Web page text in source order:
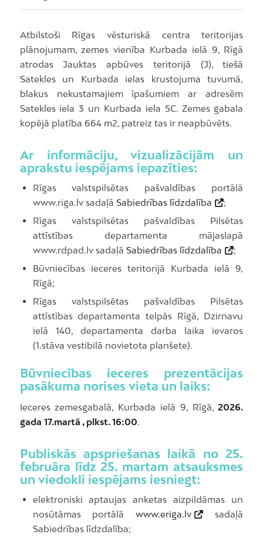
Atbilstoši Rīgas vēsturiskā centra teritorijas
plānojumam, zemes vienība Kurbada ielā 9, Rīgā
atrodas Jauktas apbūves teritorijā (J), tiešā
Satekles un Kurbada ielas krustojuma tuvumā,
blakus nekustamajiem īpašumiem ar adresēm
Satekles iela 3 un Kurbada iela 5C. Zemes gabala
kopējā platība 664 m2, patreiz tas ir neapbūvēts.
Ar informāciju, vizualizācijām un
aprakstu iespējams iepazīties:
Rīgas valstspilsētas pašvaldības portālā
www.riga.lv sadaļā Sabiedrības līdzdalība
;
Rīgas valstspilsētas pašvaldības Pilsētas
attīstības departamenta mājaslapā
www.rdpad.lv sadaļā Sabiedrības līdzdalība
;
Būvniecības ieceres teritorijā Kurbada ielā 9,
Rīgā;
Rīgas valstspilsētas pašvaldības Pilsētas
attīstības departamenta telpās Rīgā, Dzirnavu
ielā 140, departamenta darba laika ievaros
(1.stāva vestibilā novietota planšete).
Būvniecības ieceres prezentācijas
pasākuma norises vieta un laiks:
Ieceres zemesgabalā, Kurbada ielā 9, Rīgā,2026.
gada 17.martā , plkst. 16:00.
Publiskās apspriešanas laikā no 25.
februāra līdz 25. martam atsauksmes
un viedokli iespējams iesniegt:
elektroniski aptaujas anketas aizpildāmas un
nosūtāmas portālāwww.eriga.lv
sadaļā
Sabiedrības līdzdalība;